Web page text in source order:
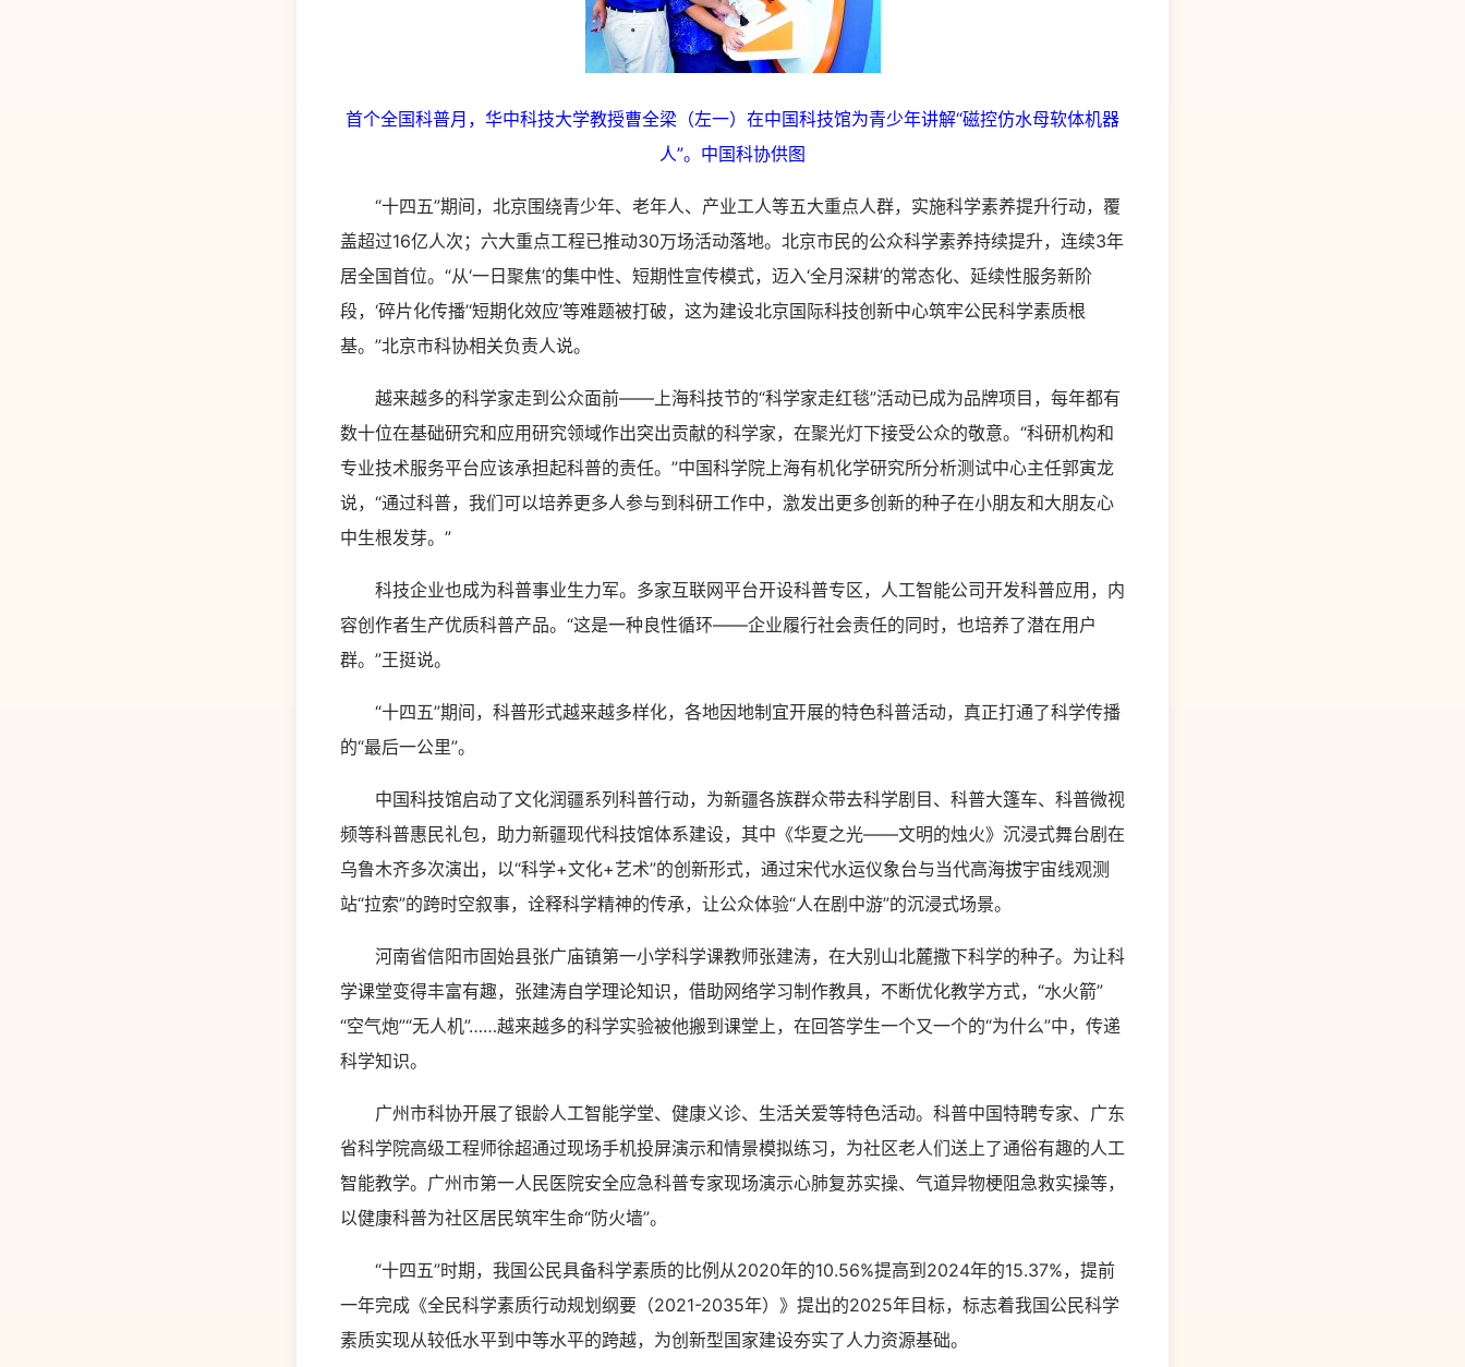
首个全国科普月，华中科技大学教授曹全梁（左一）在中国科技馆为青少年讲解“磁控仿水母软体机器
人”。中国科协供图
“十四五”期间，北京围绕青少年、老年人、产业工人等五大重点人群，实施科学素养提升行动，覆
盖超过16亿人次；六大重点工程已推动30万场活动落地。北京市民的公众科学素养持续提升，连续3年
居全国首位。“从‘一日聚焦’的集中性、短期性宣传模式，迈入‘全月深耕’的常态化、延续性服务新阶
段，‘碎片化传播’‘短期化效应’等难题被打破，这为建设北京国际科技创新中心筑牢公民科学素质根
基。”北京市科协相关负责人说。
越来越多的科学家走到公众面前——上海科技节的“科学家走红毯”活动已成为品牌项目，每年都有
数十位在基础研究和应用研究领域作出突出贡献的科学家，在聚光灯下接受公众的敬意。“科研机构和
专业技术服务平台应该承担起科普的责任。”中国科学院上海有机化学研究所分析测试中心主任郭寅龙
说，“通过科普，我们可以培养更多人参与到科研工作中，激发出更多创新的种子在小朋友和大朋友心
中生根发芽。”
科技企业也成为科普事业生力军。多家互联网平台开设科普专区，人工智能公司开发科普应用，内
容创作者生产优质科普产品。“这是一种良性循环——企业履行社会责任的同时，也培养了潜在用户
群。”王挺说。
“十四五”期间，科普形式越来越多样化，各地因地制宜开展的特色科普活动，真正打通了科学传播
的“最后一公里”。
中国科技馆启动了文化润疆系列科普行动，为新疆各族群众带去科学剧目、科普大篷车、科普微视
频等科普惠民礼包，助力新疆现代科技馆体系建设，其中《华夏之光——文明的烛火》沉浸式舞台剧在
乌鲁木齐多次演出，以“科学+文化+艺术”的创新形式，通过宋代水运仪象台与当代高海拔宇宙线观测
站“拉索”的跨时空叙事，诠释科学精神的传承，让公众体验“人在剧中游”的沉浸式场景。
河南省信阳市固始县张广庙镇第一小学科学课教师张建涛，在大别山北麓撒下科学的种子。为让科
学课堂变得丰富有趣，张建涛自学理论知识，借助网络学习制作教具，不断优化教学方式，“水火箭”
“空气炮”“无人机”……越来越多的科学实验被他搬到课堂上，在回答学生一个又一个的“为什么”中，传递
科学知识。
广州市科协开展了银龄人工智能学堂、健康义诊、生活关爱等特色活动。科普中国特聘专家、广东
省科学院高级工程师徐超通过现场手机投屏演示和情景模拟练习，为社区老人们送上了通俗有趣的人工
智能教学。广州市第一人民医院安全应急科普专家现场演示心肺复苏实操、气道异物梗阻急救实操等，
以健康科普为社区居民筑牢生命“防火墙”。
“十四五”时期，我国公民具备科学素质的比例从2020年的10.56%提高到2024年的15.37%，提前
一年完成《全民科学素质行动规划纲要（2021-2035年）》提出的2025年目标，标志着我国公民科学
素质实现从较低水平到中等水平的跨越，为创新型国家建设夯实了人力资源基础。